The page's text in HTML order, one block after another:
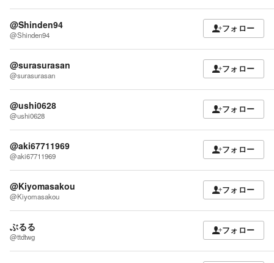
@Shinden94
@Shinden94
フォロー
@surasurasan
@surasurasan
フォロー
@ushi0628
@ushi0628
フォロー
@aki67711969
@aki67711969
フォロー
@Kiyomasakou
@Kiyomasakou
フォロー
ぶるる
@ttdtwg
フォロー